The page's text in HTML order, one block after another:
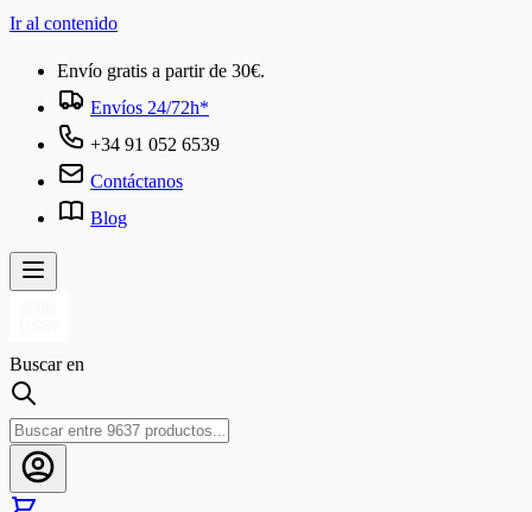
Ir al contenido
Envío gratis a partir de 30€.
Envíos 24/72h*
+34 91 052 6539
Contáctanos
Blog
Buscar en